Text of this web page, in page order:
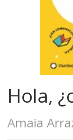
Hola,
Amaia